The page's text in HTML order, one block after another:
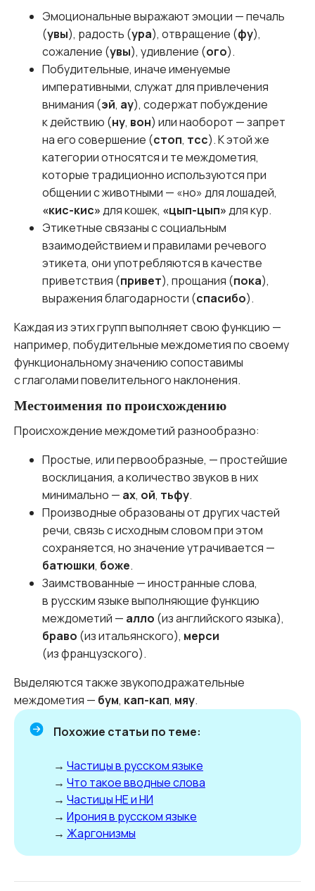
Эмоциональные выражают эмоции — печаль
(увы), радость (ура), отвращение (фу),
сожаление (увы), удивление (ого).
Побудительные, иначе именуемые
императивными, служат для привлечения
внимания (эй, ау), содержат побуждение
к действию (ну, вон) или наоборот — запрет
на его совершение (стоп, тсс). К этой же
категории относятся и те междометия,
которые традиционно используются при
общении с животными — «но» для лошадей,
«кис-кис»для кошек, «цып-цып»для кур.
Этикетные связаны с социальным
взаимодействием и правилами речевого
этикета, они употребляются в качестве
приветствия (привет), прощания (пока),
выражения благодарности (спасибо).
Каждая из этих групп выполняет свою функцию —
например, побудительные междометия по своему
функциональному значению сопоставимы
с глаголами повелительного наклонения.
Местоимения по происхождению
Происхождение междометий разнообразно:
Простые, или первообразные, — простейшие
восклицания, а количество звуков в них
минимально — ах, ой, тьфу.
Производные образованы от других частей
речи, связь с исходным словом при этом
сохраняется, но значение утрачивается —
батюшки, боже.
Заимствованные — иностранные слова,
в русским языке выполняющие функцию
междометий — алло (из английского языка),
браво (из итальянского), мерси
(из французского).
Выделяются также звукоподражательные
междометия — бум, кап-кап, мяу.
Похожие статьи по теме:
→ Частицы в русском языке
→ Что такое вводные слова
→ Частицы НЕ и НИ
→ Ирония в русском языке
→ Жаргонизмы